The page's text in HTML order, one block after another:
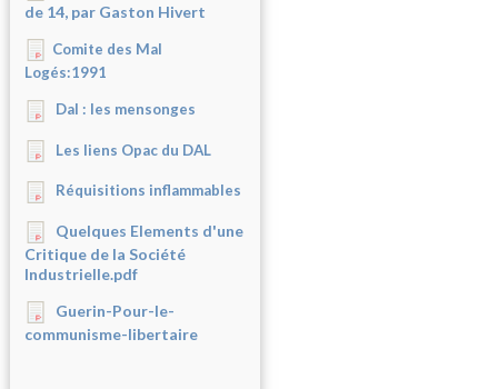
de 14, par Gaston Hivert
Comite des Mal
Logés:1991
Dal : les mensonges
Les liens Opac du DAL
Réquisitions inflammables
Quelques Elements d'une
Critique de la Société
Industrielle.pdf
Guerin-Pour-le-
communisme-libertaire